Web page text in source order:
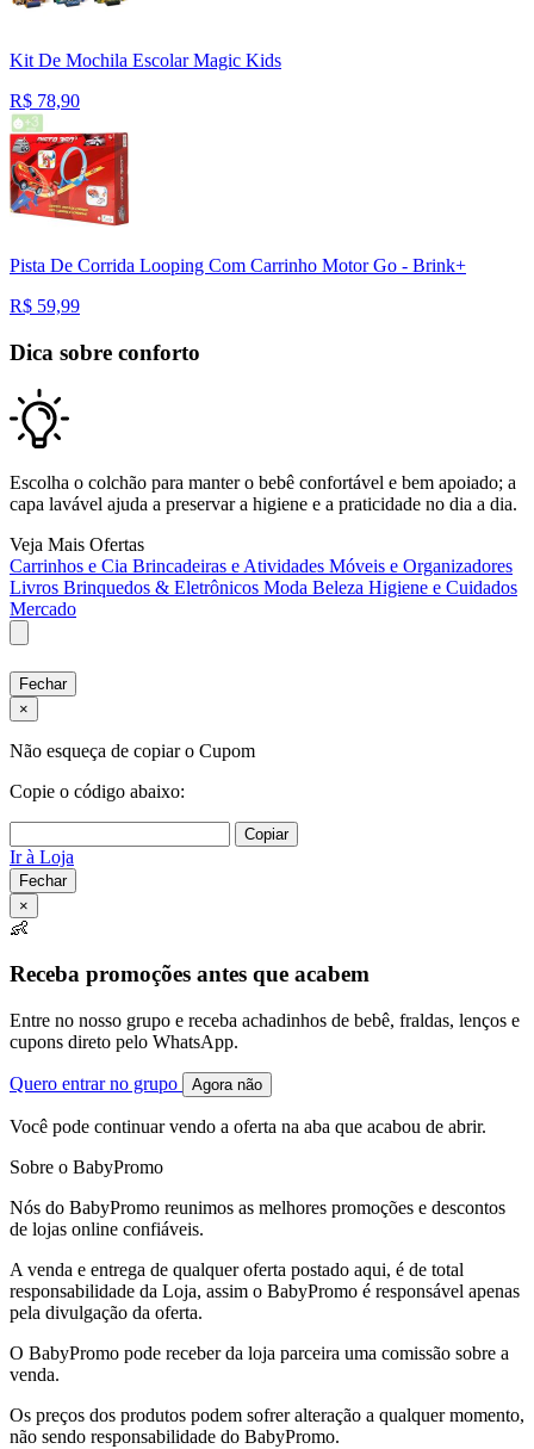
Kit De Mochila Escolar Magic Kids
R$ 78,90
Pista De Corrida Looping Com Carrinho Motor Go - Brink+
R$ 59,99
Dica sobre conforto
Escolha o colchão para manter o bebê confortável e bem apoiado; a
capa lavável ajuda a preservar a higiene e a praticidade no dia a dia.
Veja Mais Ofertas
Carrinhos e Cia Brincadeiras e Atividades Móveis e Organizadores
Livros Brinquedos & Eletrônicos Moda Beleza Higiene e Cuidados
Mercado
Fechar
×
Não esqueça de copiar o Cupom
Copie o código abaixo:
Copiar
Ir à Loja
Fechar
×
👶
Receba promoções antes que acabem
Entre no nosso grupo e receba achadinhos de bebê, fraldas, lenços e
cupons direto pelo WhatsApp.
Quero entrar no grupo Agora não
Você pode continuar vendo a oferta na aba que acabou de abrir.
Sobre o BabyPromo
Nós do BabyPromo reunimos as melhores promoções e descontos
de lojas online confiáveis.
A venda e entrega de qualquer oferta postado aqui, é de total
responsabilidade da Loja, assim o BabyPromo é responsável apenas
pela divulgação da oferta.
O BabyPromo pode receber da loja parceira uma comissão sobre a
venda.
Os preços dos produtos podem sofrer alteração a qualquer momento,
não sendo responsabilidade do BabyPromo.